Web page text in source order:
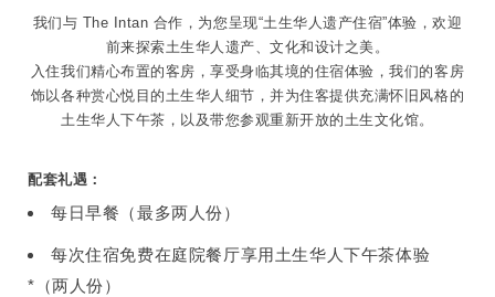
我们与 The Intan 合作，为您呈现“土生华人遗产住宿”体验，欢迎
前来探索土生华人遗产、文化和设计之美。
入住我们精心布置的客房，享受身临其境的住宿体验，我们的客房
饰以各种赏心悦目的土生华人细节，并为住客提供充满怀旧风格的
土生华人下午茶，以及带您参观重新开放的土生文化馆。
配套礼遇：
每日早餐（最多两人份）
每次住宿免费在庭院餐厅享用土生华人下午茶体验
*（两人份）